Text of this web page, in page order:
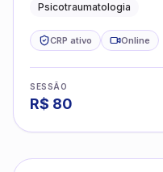
Psicotraumatologia
CRP ativo Online
SESSÃO
R$ 80